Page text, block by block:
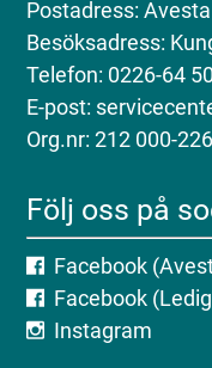
Postadress:
Besöksadress:
Telefon: 0226-64
E-post:
Org.nr: 212 000-
Följ oss på
Facebook
Facebook
Instagram